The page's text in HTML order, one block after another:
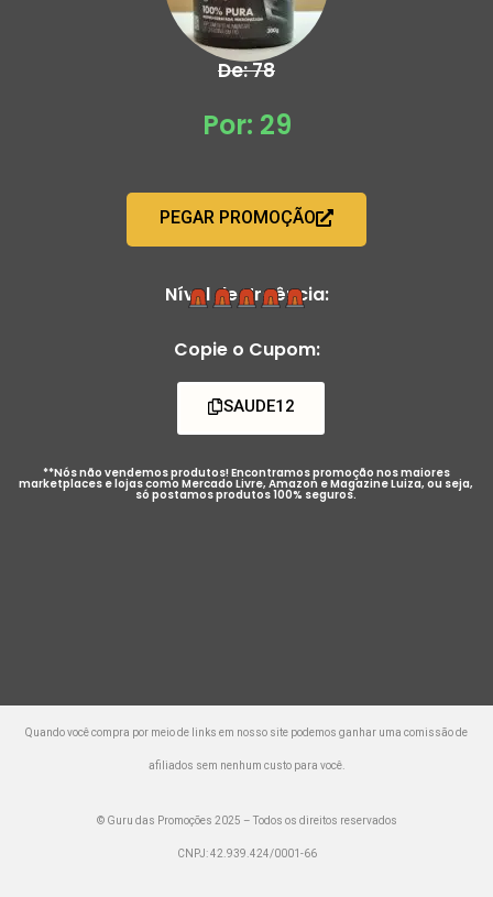
De: 78
Por: 29
PEGAR PROMOÇÃO
Nível de Urgência:
Copie o Cupom:
SAUDE12
**Nós não vendemos produtos! Encontramos promoção nos maiores
marketplaces e lojas como Mercado Livre, Amazon e Magazine Luiza, ou seja,
só postamos produtos 100% seguros.
Quando você compra por meio de links em nosso site podemos ganhar uma comissão de
afiliados sem nenhum custo para você.
© Guru das Promoções 2025 – Todos os direitos reservados
CNPJ: 42.939.424/0001-66